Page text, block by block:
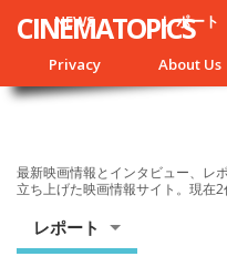
NEWS レポート
Privacy About Us
CINEMATOPICS
最新映画情報とインタビュー、レ
立ち上げた映画情報サイト。現在
レポート